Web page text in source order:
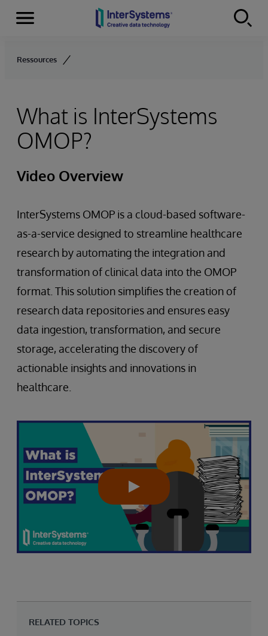
Skip to content
Menu
Ressources
What is InterSystems
OMOP?
Video Overview
InterSystems OMOP is a cloud-based software-
as-a-service designed to streamline healthcare
research by automating the integration and
transformation of clinical data into the OMOP
format. This solution simplifies the creation of
research data repositories and ensures easy
data ingestion, transformation, and secure
storage, accelerating the discovery of
actionable insights and innovations in
healthcare.
RELATED TOPICS